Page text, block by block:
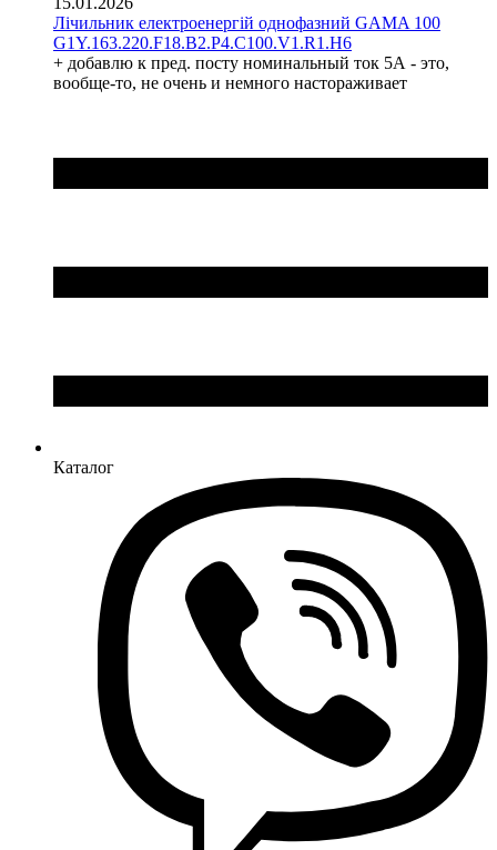
HD Hyundai Electric (Корея)
Hemstedt (Німеччина)
Horoz Electric (Туреччина)
Huawei (Китай)
Kolarz (Австрія)
LogicPower (Україна)
Mersen (Франція)
Onka (Туреччина)
OZKA (Україна)
Phoenix Contact (Німеччина)
Plank Electrotechnic (Україна)
Pro'sKit (Тайвань)
PYLONTECH (Китай)
Radpol (Польща)
Raut (Україна)
Reliance (Україна)
REM POWER (Словенія)
Schneider-Electric (Франція)
Лічильник електроенергій однофазний GAMA 100
G1Y.163.220.F18.B2.P4.C100.V1.R1.H6
+ добавлю к пред. посту номинальный ток 5А - это,
вообще-то, не очень и немного настораживает
Каталог